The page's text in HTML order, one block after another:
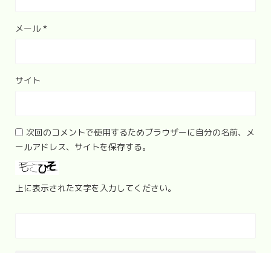
メール *
サイト
次回のコメントで使用するためブラウザーに自分の名前、メ
ールアドレス、サイトを保存する。
上に表示された文字を入力してください。